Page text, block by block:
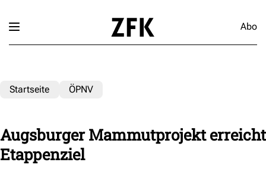
Abo
Startseite ÖPNV
Augsburger Mammutprojekt erreicht
Etappenziel